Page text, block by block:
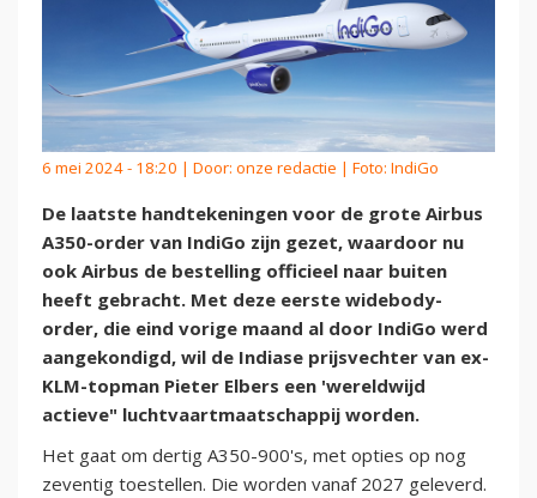
6 mei 2024 - 18:20 | Door: onze redactie | Foto: IndiGo
De laatste handtekeningen voor de grote Airbus
A350-order van IndiGo zijn gezet, waardoor nu
ook Airbus de bestelling officieel naar buiten
heeft gebracht. Met deze eerste widebody-
order, die eind vorige maand al door IndiGo werd
aangekondigd, wil de Indiase prijsvechter van ex-
KLM-topman Pieter Elbers een 'wereldwijd
actieve" luchtvaartmaatschappij worden.
Het gaat om dertig A350-900's, met opties op nog
zeventig toestellen. Die worden vanaf 2027 geleverd.